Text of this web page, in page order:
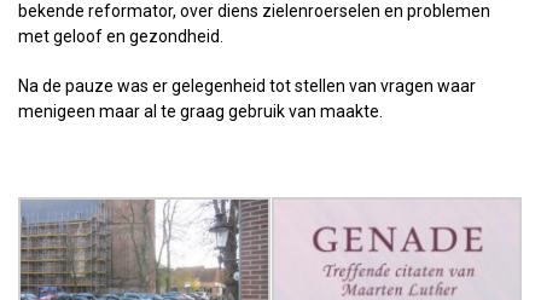
bekende reformator, over diens zielenroerselen en problemen
met geloof en gezondheid.
Na de pauze was er gelegenheid tot stellen van vragen waar
menigeen maar al te graag gebruik van maakte.